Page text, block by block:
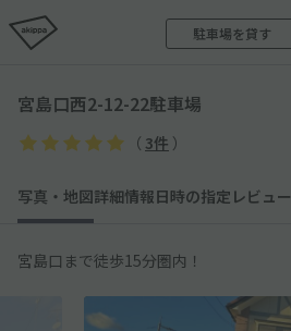
駐車場を貸す
宮島口西2-12-22駐車場
（ 3件 ）
写真・地図詳細情報日時の指定 レビュー
宮島口まで徒歩15分圏内！